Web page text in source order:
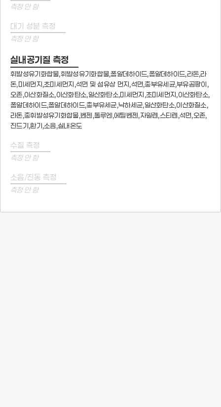
측정 안 함
대기 성분 측정
측정 안 함
실내공기질 측정
휘발성유기화합물,휘발성유기화합물,폼알데하이드,폼알데하이드,라돈,라
돈,미세먼지,초미세먼지,석면 및 섬유상 먼지,석면,총부유세균,부유곰팡이,
오존,이산화질소,이산화탄소,일산화탄소,미세먼지,초미세먼지,이산화탄소,
폼알데하이드,폼알데하이드,총부유세균,낙하세균,일산화탄소,이산화질소,
라돈,총휘발성유기화합물,벤젠,톨루엔,에틸벤젠,자일렌,스티렌,석면,오존,
진드기,환기,소음,실내온도
수질 측정
측정 안 함
소음/진동 측정
측정 안 함